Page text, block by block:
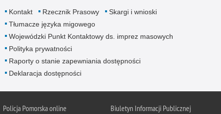
Kontakt Rzecznik Prasowy
Skargi i wnioski
Tłumacze języka migowego
Wojewódzki Punkt Kontaktowy ds. imprez masowych
Polityka prywatności
Raporty o stanie zapewniania dostępności
Deklaracja dostępności
Policja Pomorska online
Biuletyn Informacji Publicznej